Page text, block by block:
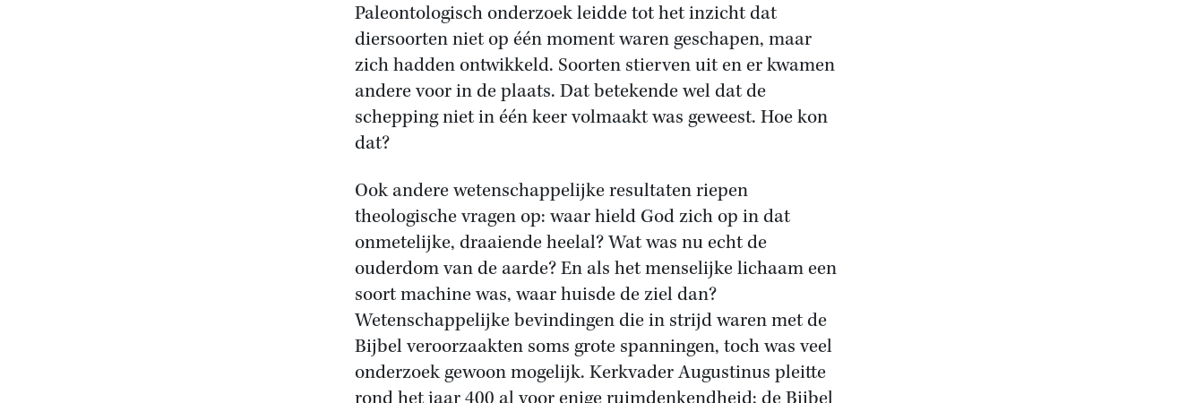
Paleontologisch onderzoek leidde tot het inzicht dat
diersoorten niet op één moment waren geschapen, maar
zich hadden ontwikkeld. Soorten stierven uit en er kwamen
andere voor in de plaats. Dat betekende wel dat de
schepping niet in één keer volmaakt was geweest. Hoe kon
dat?
Ook andere wetenschappelijke resultaten riepen
theologische vragen op: waar hield God zich op in dat
onmetelijke, draaiende heelal? Wat was nu echt de
ouderdom van de aarde? En als het menselijke lichaam een
soort machine was, waar huisde de ziel dan?
Wetenschappelijke bevindingen die in strijd waren met de
Bijbel veroorzaakten soms grote spanningen, toch was veel
onderzoek gewoon mogelijk. Kerkvader Augustinus pleitte